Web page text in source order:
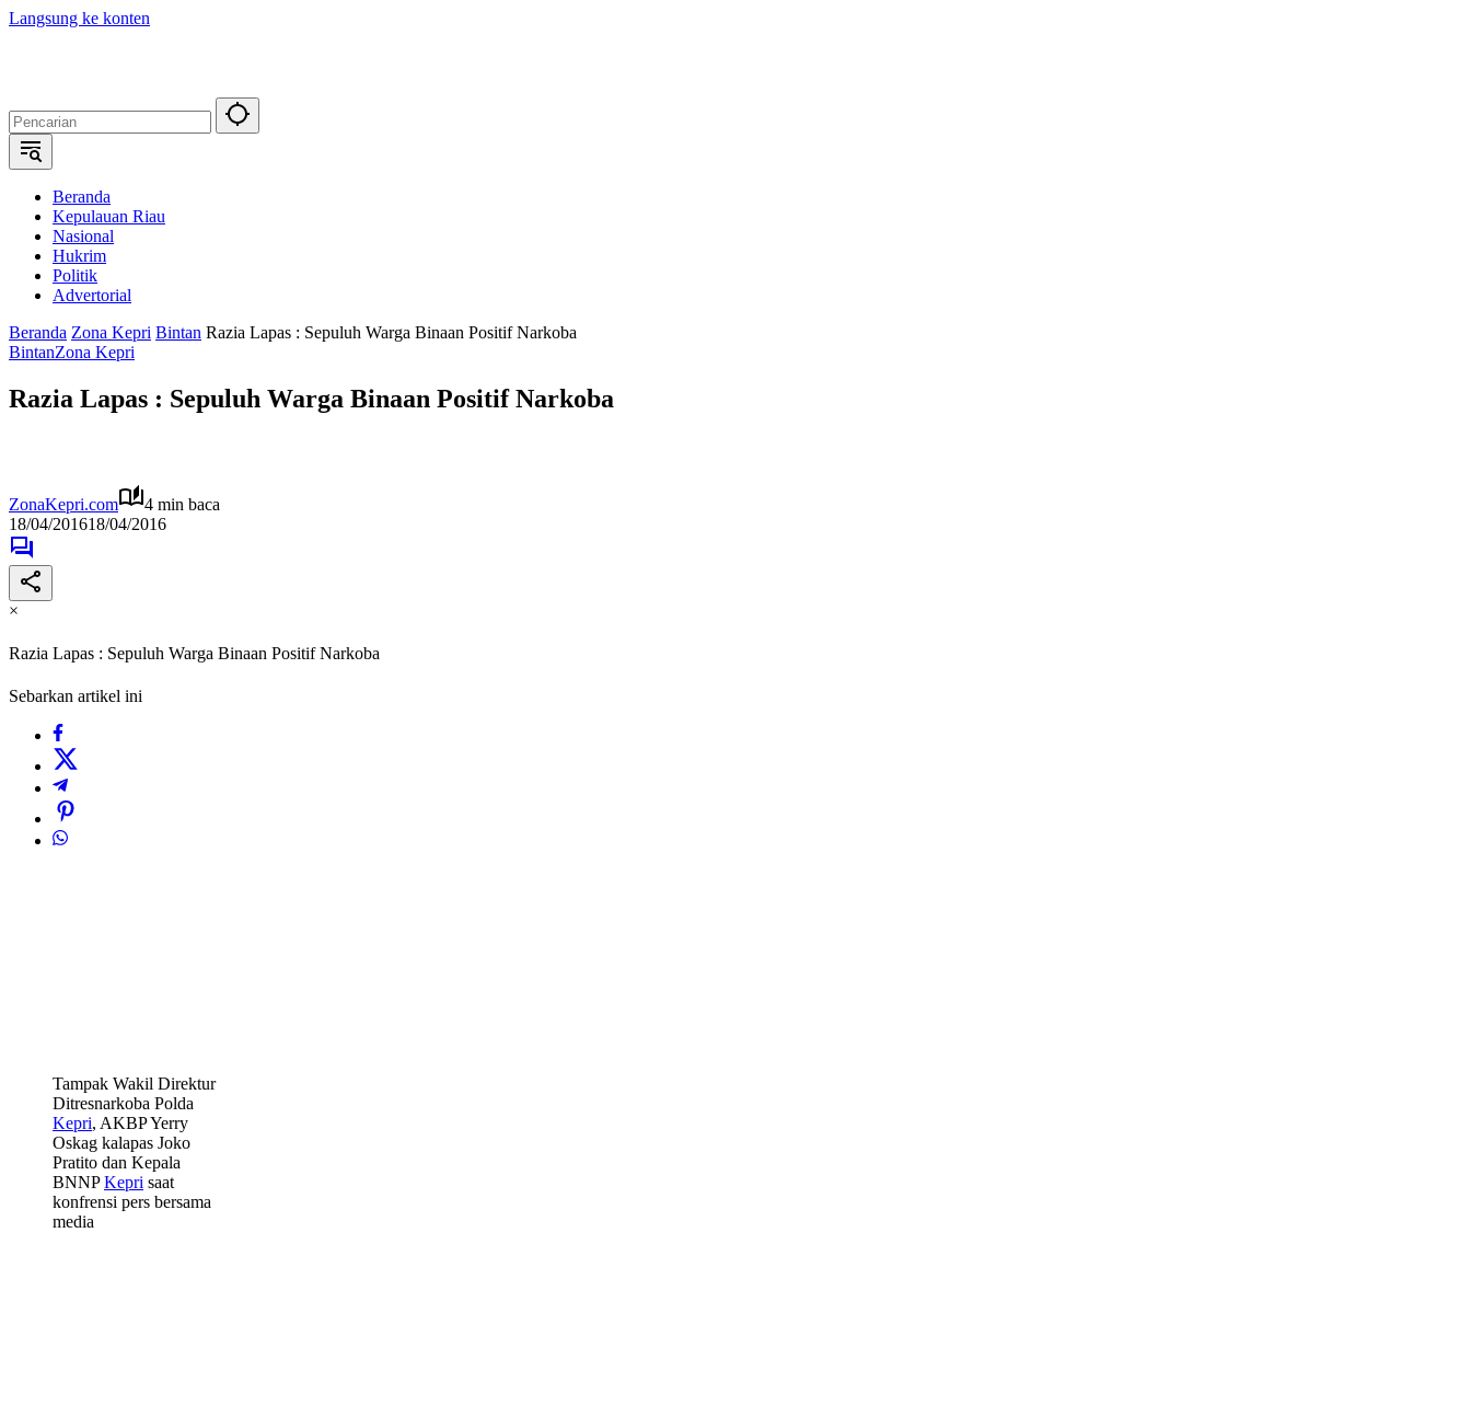
Langsung ke konten
Beranda
Kepulauan Riau
Nasional
Hukrim
Politik
Advertorial
Beranda Zona Kepri Bintan Razia Lapas : Sepuluh Warga Binaan Positif Narkoba
BintanZona Kepri
Razia Lapas : Sepuluh Warga Binaan Positif Narkoba
ZonaKepri.com
4 min baca
18/04/201618/04/2016
×
Razia Lapas : Sepuluh Warga Binaan Positif Narkoba
Sebarkan artikel ini
Tampak Wakil Direktur
Ditresnarkoba Polda
Kepri, AKBP Yerry
Oskag kalapas Joko
Pratito dan Kepala
BNNPKepri saat
konfrensi pers bersama
media